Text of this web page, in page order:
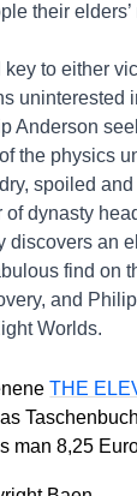
their
key to eit­her
unin­te­res­ted
Ander­son
the phy­sics
spoi­led
dynasty
dis­co­vers an
find on
and
Worlds.
THE
man 8,25